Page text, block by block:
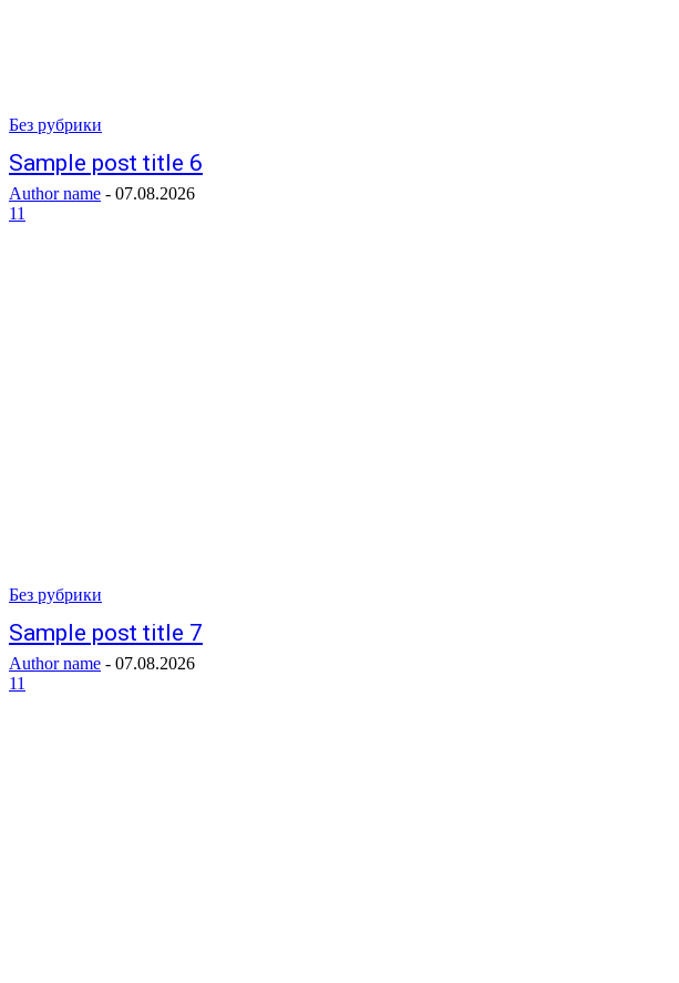
Без рубрики
Sample post title 6
Author name - 07.08.2026
11
Без рубрики
Sample post title 7
Author name - 07.08.2026
11